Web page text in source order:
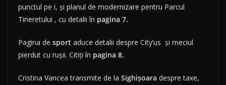
punctul pe i, şi planul de modernizare pentru Parcul
Tineretului , cu detalii în pagina 7.
Pagina de sport aduce detalii despre City’us şi meciul
pierdut cu ruşii. Citiţi în pagina 8.
Cristina Vancea transmite de la Sighişoara despre taxe,